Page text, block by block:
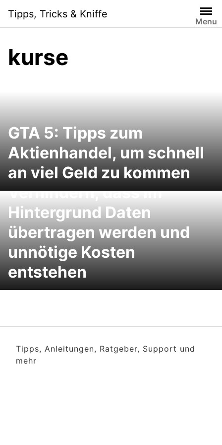
content
Tipps, Tricks & Kniffe
Menu
kurse
GTA 5: Tipps zum
Aktienhandel, um schnell
an viel Geld zu kommen
iPhone im Ausland:
Verhindern, dass im
Hintergrund Daten
übertragen werden und
unnötige Kosten
entstehen
Tipps, Anleitungen, Ratgeber, Support und
mehr